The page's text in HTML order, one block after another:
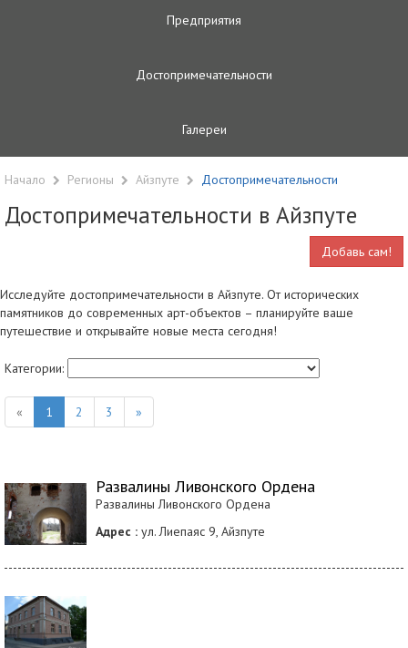
Предприятия
Достопримечательности
Галереи
Начало Регионы Айзпуте Достопримечательности
Достопримечательности в Айзпуте
Добавь сам!
Исследуйте достопримечательности в Айзпуте. От исторических
памятников до современных арт-объектов – планируйте ваше
путешествие и открывайте новые места сегодня!
Категории:
« 1 2 3 »
Развалины Ливонского Ордена
Развалины Ливонского Ордена
Адрес : ул. Лиепаяс 9, Айзпуте